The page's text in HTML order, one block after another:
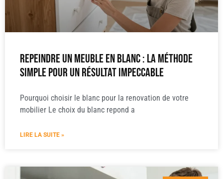
Repeindre un meuble en blanc : la méthode
simple pour un résultat impeccable
Pourquoi choisir le blanc pour la renovation de votre
mobilier Le choix du blanc repond a
LIRE LA SUITE »